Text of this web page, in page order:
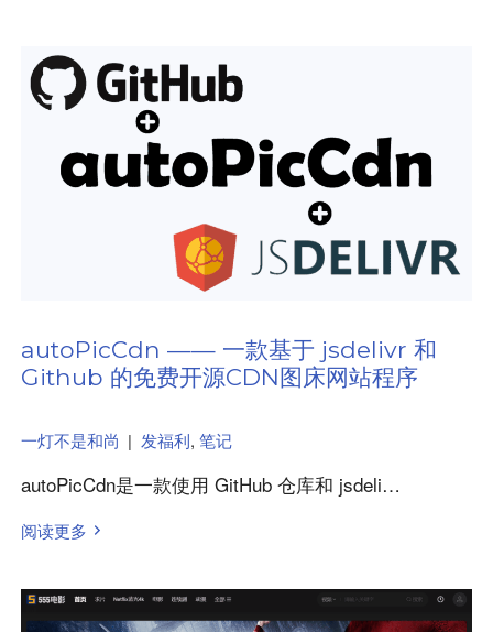
autoPicCdn —— 一款基于 jsdelivr 和
Github 的免费开源CDN图床网站程序
一灯不是和尚 | 发福利, 笔记
autoPicCdn是一款使用 GitHub 仓库和 jsdeli…
阅读更多